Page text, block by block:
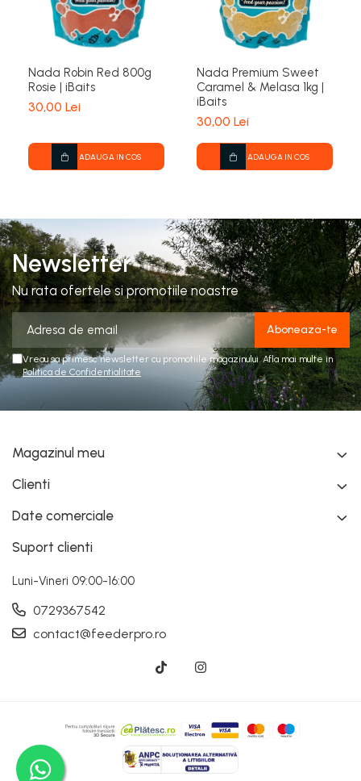
Nada Robin Red 800g
Rosie | iBaits
30,00 Lei
ADAUGA IN COS
Nada Premium Sweet
Caramel & Melasa 1kg |
iBaits
30,00 Lei
ADAUGA IN COS
Newsletter
Nu rata ofertele si promotiile noastre
Vreau sa primesc newsletter cu promotiile magazinului. Afla mai multe in
Politica de Confidentialitate
Magazinul meu
Clienti
Date comerciale
Suport clienti
Luni-Vineri 09:00-16:00
0729367542
contact@feederpro.ro